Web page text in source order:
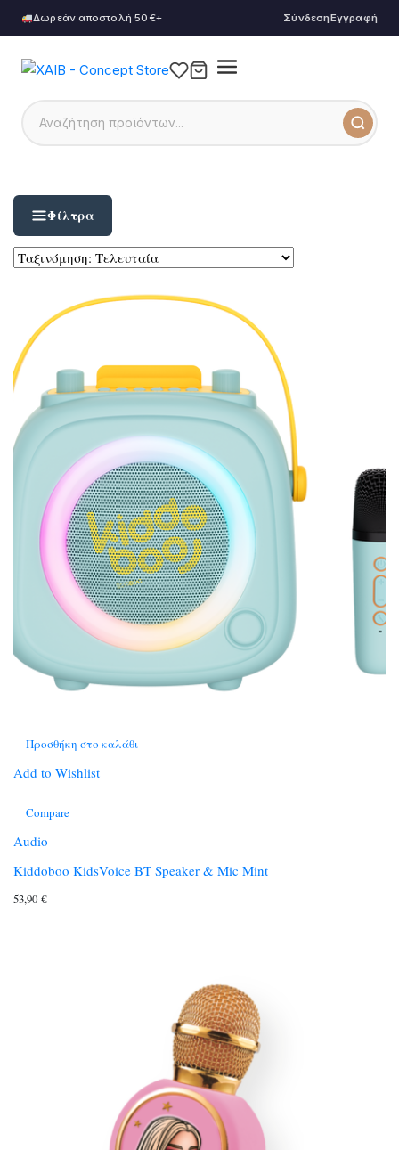
Δωρεάν αποστολή 50€+ ΣύνδεσηΕγγραφή
Φίλτρα
Προσθήκη στο καλάθι
Add to Wishlist
Compare
Audio
Kiddoboo KidsVoice BT Speaker & Mic Mint
53,90 €